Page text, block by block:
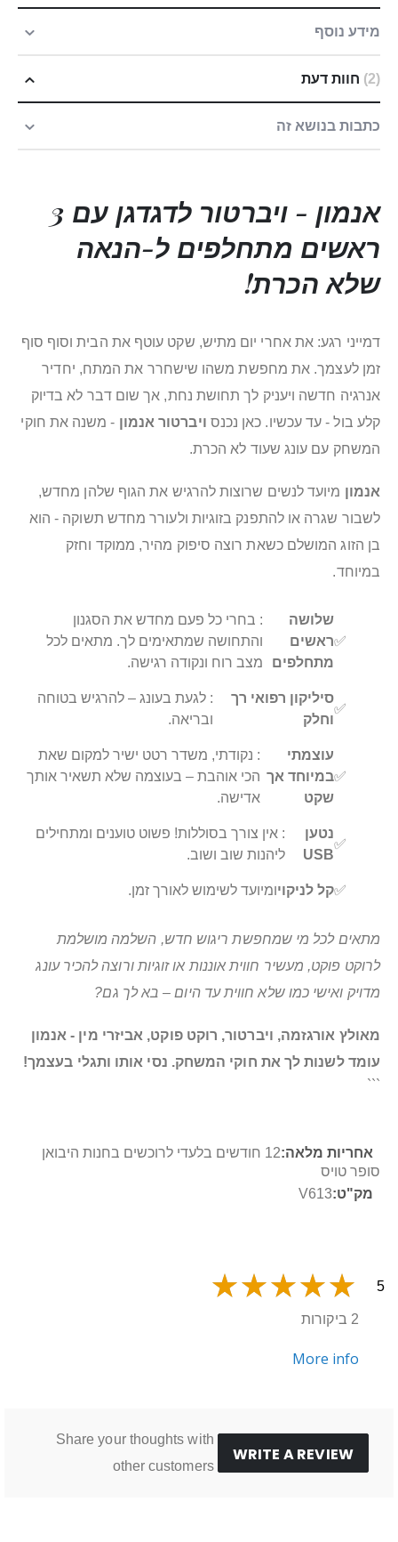
מידע נוסף
2 חוות דעת
כתבות בנושא זה
אנמון - ויברטור
לדגדגן עם 3
ראשים מתחלפים ל-הנאה
שלא הכרת!
דמייני רגע: את אחרי יום מתיש, שקט עוטף את הבית וסוף סוף
זמן לעצמך. את מחפשת משהו שישחרר את המתח, יחדיר
אנרגיה חדשה ויעניק לך תחושת נחת, אך שום דבר לא בדיוק
קלע בול - עד עכשיו. כאן נכנס ויברטור אנמון - משנה את חוקי
המשחק עם עונג שעוד לא הכרת.
אנמון מיועד לנשים שרוצות להרגיש את הגוף שלהן מחדש,
לשבור שגרה או להתפנק בזוגיות ולעורר מחדש תשוקה - הוא
בן הזוג המושלם כשאת רוצה סיפוק מהיר, ממוקד וחזק
במיוחד.
✅
שלושה
ראשים
מתחלפים
: בחרי כל פעם מחדש את הסגנון
והתחושה שמתאימים לך. מתאים לכל
מצב רוח ונקודה רגישה.
✅
סיליקון רפואי רך
וחלק
: לגעת בעונג – להרגיש בטוחה
ובריאה.
✅
עוצמתי
במיוחד אך
שקט
: נקודתי, משדר רטט ישיר למקום שאת
הכי אוהבת – בעוצמה שלא תשאיר אותך
אדישה.
✅
נטען
USB
: אין צורך בסוללות! פשוט טוענים ומתחילים
ליהנות שוב ושוב.
✅קל לניקויומיועד לשימוש לאורך זמן.
מתאים לכל מי שמחפשת ריגוש חדש, השלמה מושלמת
לרוקט פוקט, מעשיר חווית אוננות או זוגיות ורוצה להכיר עונג
מדויק ואישי כמו שלא חווית עד היום – בא לך גם?
מאולץ אורגזמה, ויברטור, רוקט פוקט, אביזרי מין - אנמון
עומד לשנות לך את חוקי המשחק. נסי אותו ותגלי בעצמך!
```
מידע
נוסף
12 חודשים בלעדי לרוכשים בחנות היבואן
סופר טויס
V613
5
2 ביקורות
More info
WRITE A REVIEW
Share your thoughts with
other customers